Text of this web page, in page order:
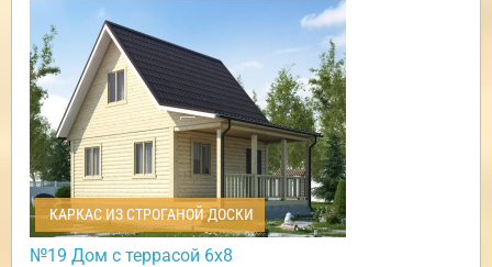
КАРКАС ИЗ СТРОГАНОЙ ДОСКИ
№19 Дом с террасой 6х8